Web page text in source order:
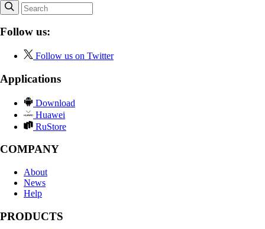
Follow us:
Follow us on Twitter
Applications
Download
Huawei
RuStore
COMPANY
About
News
Help
PRODUCTS